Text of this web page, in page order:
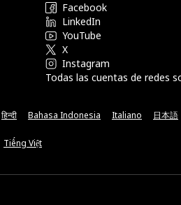
Facebook
LinkedIn
YouTube
X
Instagram
Todas las cuentas de redes
हिन्दी Bahasa Indonesia Italiano 日本語
Tiếng Việt